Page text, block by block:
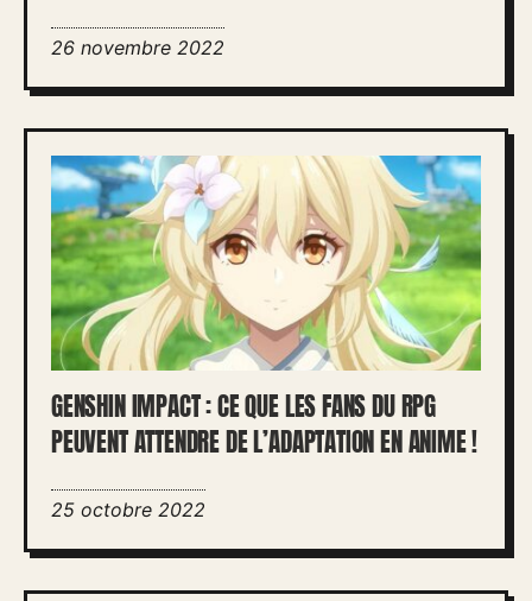
26 novembre 2022
GENSHIN IMPACT : CE QUE LES FANS DU RPG
PEUVENT ATTENDRE DE L’ADAPTATION EN ANIME !
25 octobre 2022